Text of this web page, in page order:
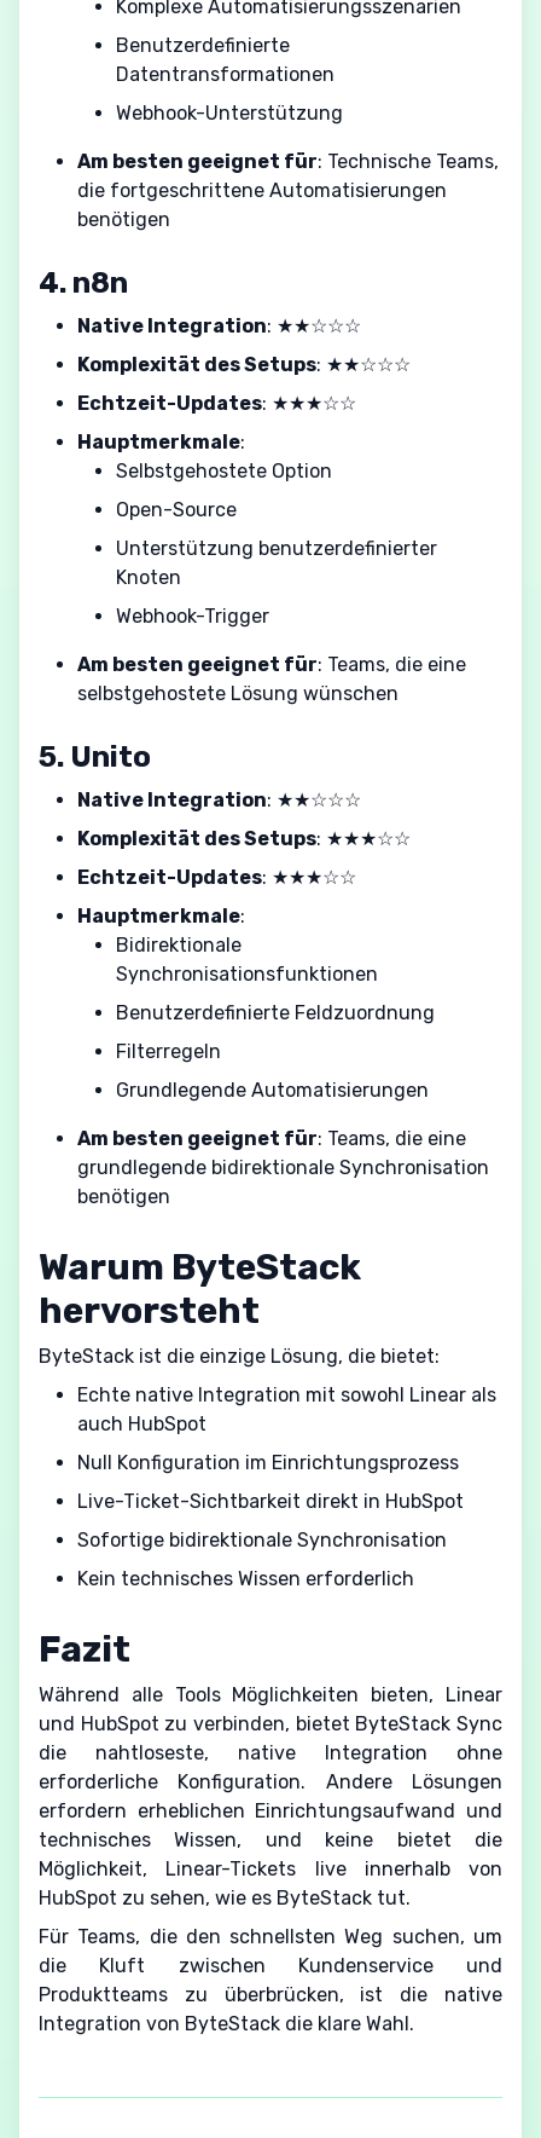
Komplexe Automatisierungsszenarien
Benutzerdefinierte
Datentransformationen
Webhook-Unterstützung
Am besten geeignet für: Technische Teams,
die fortgeschrittene Automatisierungen
benötigen
4. n8n
Native Integration: ★★☆☆☆
Komplexität des Setups: ★★☆☆☆
Echtzeit-Updates: ★★★☆☆
Hauptmerkmale:
Selbstgehostete Option
Open-Source
Unterstützung benutzerdefinierter
Knoten
Webhook-Trigger
Am besten geeignet für: Teams, die eine
selbstgehostete Lösung wünschen
5. Unito
Native Integration: ★★☆☆☆
Komplexität des Setups: ★★★☆☆
Echtzeit-Updates: ★★★☆☆
Hauptmerkmale:
Bidirektionale
Synchronisationsfunktionen
Benutzerdefinierte Feldzuordnung
Filterregeln
Grundlegende Automatisierungen
Am besten geeignet für: Teams, die eine
grundlegende bidirektionale Synchronisation
benötigen
Warum ByteStack
hervorsteht
ByteStack ist die einzige Lösung, die bietet:
Echte native Integration mit sowohl Linear als
auch HubSpot
Null Konfiguration im Einrichtungsprozess
Live-Ticket-Sichtbarkeit direkt in HubSpot
Sofortige bidirektionale Synchronisation
Kein technisches Wissen erforderlich
Fazit
Während alle Tools Möglichkeiten bieten, Linear
und HubSpot zu verbinden, bietet ByteStack Sync
die nahtloseste, native Integration ohne
erforderliche Konfiguration. Andere Lösungen
erfordern erheblichen Einrichtungsaufwand und
technisches Wissen, und keine bietet die
Möglichkeit, Linear-Tickets live innerhalb von
HubSpot zu sehen, wie es ByteStack tut.
Für Teams, die den schnellsten Weg suchen, um
die Kluft zwischen Kundenservice und
Produktteams zu überbrücken, ist die native
Integration von ByteStack die klare Wahl.